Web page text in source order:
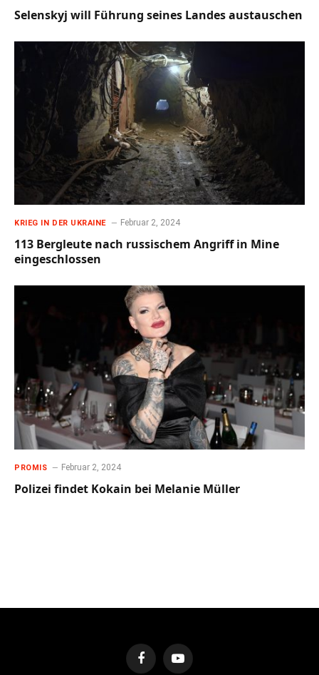
Selenskyj will Führung seines Landes austauschen
KRIEG IN DER UKRAINE Februar 2, 2024
113 Bergleute nach russischem Angriff in Mine
eingeschlossen
PROMIS Februar 2, 2024
Polizei findet Kokain bei Melanie Müller
FacebookYouTube